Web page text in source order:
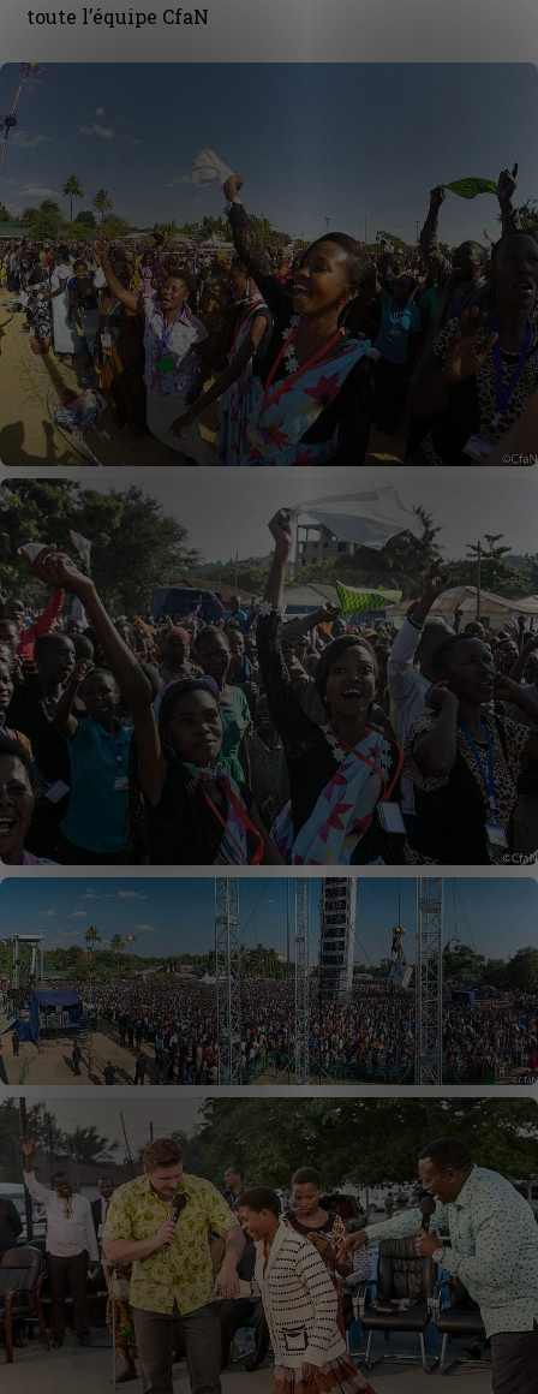
toute l’équipe CfaN